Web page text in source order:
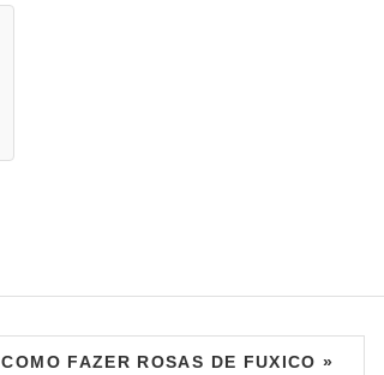
COMO FAZER ROSAS DE FUXICO »